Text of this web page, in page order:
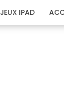
JEUX IPAD